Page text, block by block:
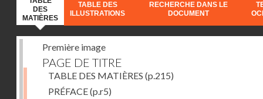
DES
MATIÈRES
TABLE DES
ILLUSTRATIONS
RECHERCHE DANS LE
DOCUMENT
Première image
PAGE DE TITRE
TABLE DES MATIÈRES (p.215)
PRÉFACE(p.r5)